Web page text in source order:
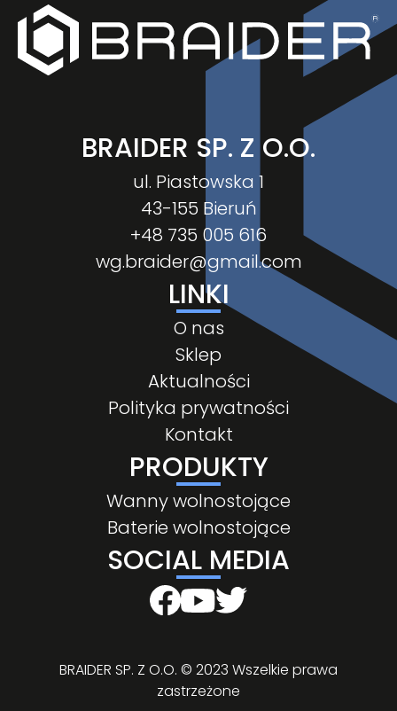
BRAIDER SP. Z O.O.
ul. Piastowska 1
43-155 Bieruń
+48 735 005 616
wg.braider@gmail.com
LINKI
O nas
Sklep
Aktualności
Polityka prywatności
Kontakt
PRODUKTY
Wanny wolnostojące
Baterie wolnostojące
SOCIAL MEDIA
BRAIDER SP. Z O.O. © 2023 Wszelkie prawa
zastrzeżone